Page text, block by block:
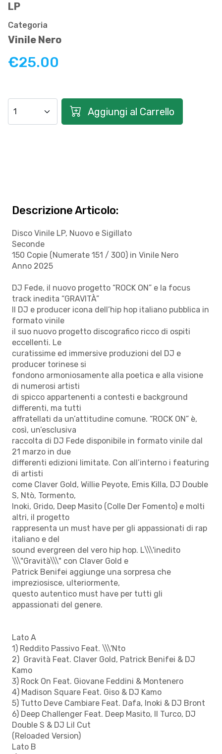
LP
Categoria
Vinile Nero
€25.00
Aggiungi al Carrello
Descrizione Articolo:
Disco Vinile LP, Nuovo e Sigillato
Seconde
150 Copie (Numerate 151 / 300) in Vinile Nero
Anno 2025
DJ Fede, il nuovo progetto “ROCK ON” e la focus
track inedita “GRAVITÀ”
Il DJ e producer icona dell’hip hop italiano pubblica in
formato vinile
il suo nuovo progetto discografico ricco di ospiti
eccellenti. Le
curatissime ed immersive produzioni del DJ e
producer torinese si
fondono armoniosamente alla poetica e alla visione
di numerosi artisti
di spicco appartenenti a contesti e background
differenti, ma tutti
affratellati da un’attitudine comune. “ROCK ON” è,
così, un’esclusiva
raccolta di DJ Fede disponibile in formato vinile dal
21 marzo in due
differenti edizioni limitate. Con all’interno i featuring
di artisti
come Claver Gold, Willie Peyote, Emis Killa, DJ Double
S, Ntò, Tormento,
Inoki, Grido, Deep Masito (Colle Der Fomento) e molti
altri, il progetto
rappresenta un must have per gli appassionati di rap
italiano e del
sound evergreen del vero hip hop. L\\\'inedito
\\\"Gravità\\\" con Claver Gold e
Patrick Benifei aggiunge una sorpresa che
impreziosisce, ulteriormente,
questo autentico must have per tutti gli
appassionati del genere.
Lato A
1) Reddito Passivo Feat. \\\'Nto
2) Gravità Feat. Claver Gold, Patrick Benifei & DJ
Kamo
3) Rock On Feat. Giovane Feddini & Montenero
4) Madison Square Feat. Giso & DJ Kamo
5) Tutto Deve Cambiare Feat. Dafa, Inoki & DJ Bront
6) Deep Challenger Feat. Deep Masito, Il Turco, DJ
Double S & DJ Lil Cut
(Reloaded Version)
Lato B